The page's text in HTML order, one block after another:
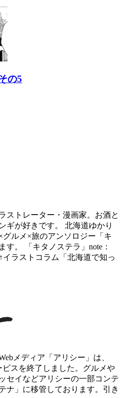
の5
ストレーター・漫画家。お酒と
ギが好きです。 北海道ゆかり
ルメ×旅のアンソロジー「キ
す。 「キタノステラ」note：
↑イラストコラム「北海道で知っ
メディア「アリシー」は、
ビスを終了しました。グルメや
セイなどアリシーの一部コンテ
ナ」に移管しております。引き